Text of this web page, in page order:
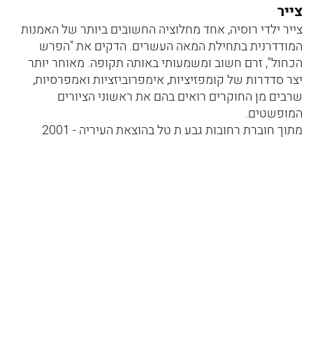
צייר
צייר ילדי רוסיה, אחד מחלוציה החשובים ביותר של האמנות
המודדרנית בתחילת המאה העשרים. הדקים את "הפרש
הכחול", זרם חשוב ומשמעותי באותה תקופה. מאוחר יותר
יצר סדדרות של קומפזיציות, אימפרוביזציות ואמפרסיות,
שרבים מן החוקרים רואים בהם את ראשוני הציורים
המופשטים.
מתוך חוברת רחובות גבע ת טל בהוצאת העיריה - 2001